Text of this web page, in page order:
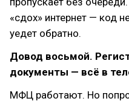
«сдох» интернет — код
уедет обратно.
Довод восьмой.
документы — всё в
МФЦ работают. Но